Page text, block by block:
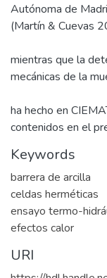
Autónoma de
(Martín & Cuevas
mientras que la
mecánicas de la
ha hecho en
contenidos en el
Keywords
barrera de arcilla
celdas herméticas
ensayo termo-
efectos calor
URI